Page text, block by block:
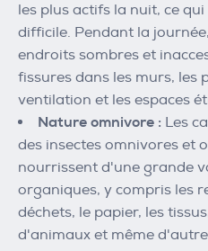
les plus actifs la nuit, ce
difficile. Pendant la
endroits sombres et
fissures dans les murs, les
ventilation et les espaces
Nature omnivore : Les
des insectes omnivores et
nourrissent d'une grande
organiques, y compris les
déchets, le papier, les
d'animaux et même